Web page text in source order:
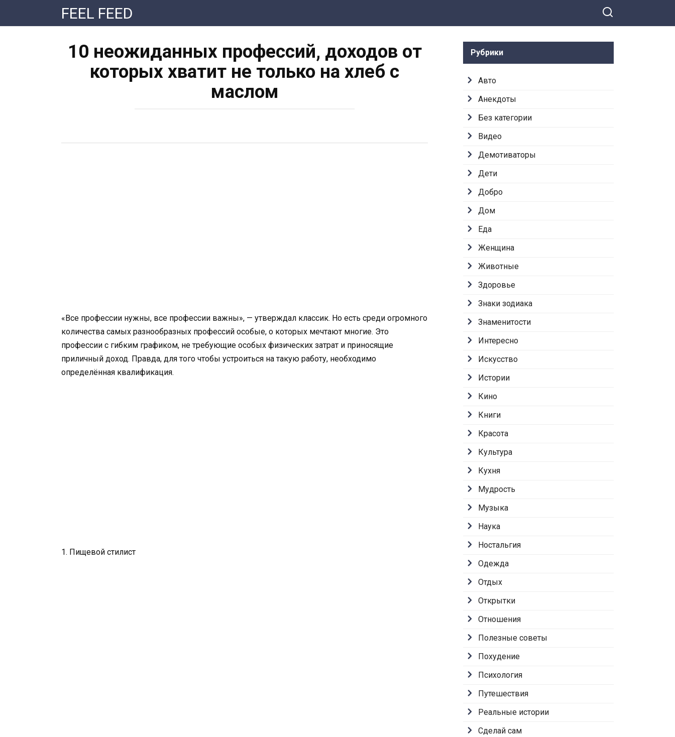
контенту
FEEL FEED
10 неожиданных профессий, доходов от
которых хватит не только на хлеб с
маслом
«Все профессии нужны, все профессии важны», — утверждал классик. Но есть среди огромного
количества самых разнообразных профессий особые, о которых мечтают многие. Это
профессии с гибким графиком, не требующие особых физических затрат и приносящие
приличный доход. Правда, для того чтобы устроиться на такую работу, необходимо
определённая квалификация.
1. Пищевой стилист
Рубрики
Авто
Анекдоты
Без категории
Видео
Демотиваторы
Дети
Добро
Дом
Еда
Женщина
Животные
Здоровье
Знаки зодиака
Знаменитости
Интересно
Искусство
Истории
Кино
Книги
Красота
Культура
Кухня
Мудрость
Музыка
Наука
Ностальгия
Одежда
Отдых
Открытки
Отношения
Полезные советы
Похудение
Психология
Путешествия
Реальные истории
Сделай сам